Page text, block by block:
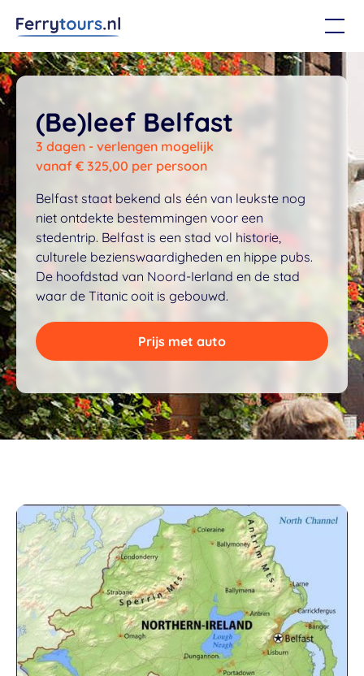
(Be)leef Belfast
3 dagen - verlengen mogelijk
vanaf € 325,00 per persoon
Belfast staat bekend als één van leukste nog
niet ontdekte bestemmingen voor een
stedentrip. Belfast is een stad vol historie,
culturele bezienswaardigheden en hippe pubs.
De hoofdstad van Noord-Ierland en de stad
waar de Titanic ooit is gebouwd.
Prijs met auto